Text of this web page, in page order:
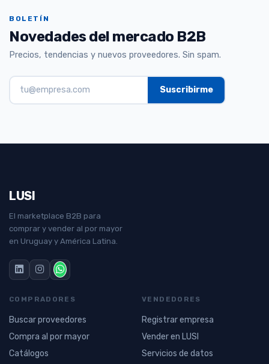
BOLETÍN
Novedades del mercado B2B
Precios, tendencias y nuevos proveedores. Sin spam.
LUSI
El marketplace B2B para
comprar y vender al por mayor
en Uruguay y América Latina.
COMPRADORES
Buscar proveedores
Compra al por mayor
Catálogos
VENDEDORES
Registrar empresa
Vender en LUSI
Servicios de datos